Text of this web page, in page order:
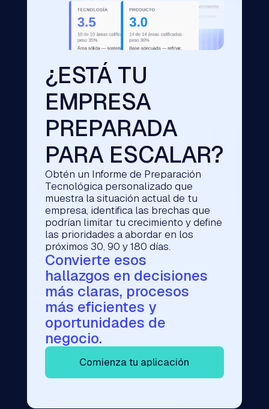
¿ESTÁ TU
EMPRESA
PREPARADA
PARA ESCALAR?
Obtén un Informe de Preparación
Tecnológica personalizado que
muestra la situación actual de tu
empresa, identifica las brechas que
podrían limitar tu crecimiento y define
las prioridades a abordar en los
próximos 30, 90 y 180 días.
Convierte esos
hallazgos en decisiones
más claras, procesos
más eficientes y
oportunidades de
negocio.
Comienza tu aplicación